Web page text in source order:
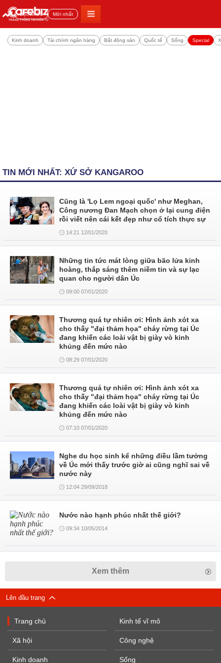
Đọc nhiều Mới nhất
Kinh doanh Tài chính ngân hàng Bất động sản Quốc tế Sống Special
TIN MỚI NHẤT: XỨ SỞ KANGAROO
Cũng là 'Lọ Lem ngoại quốc' như Meghan,
Công nương Đan Mạch chọn ở lại cung điện
rồi viết nên cái kết đẹp như cổ tích thực sự
14:21 12/01/2020
Những tin tức mát lòng giữa bão lửa kinh
hoàng, thắp sáng thêm niềm tin và sự lạc
quan cho người dân Úc
09:00 07/01/2020
Thương quá tự nhiên ơi: Hình ảnh xót xa
cho thấy "đại thảm họa" cháy rừng tại Úc
đang khiến các loài vật bị giày vò kinh
khủng đến mức nào
08:29 07/01/2020
Thương quá tự nhiên ơi: Hình ảnh xót xa
cho thấy "đại thảm họa" cháy rừng tại Úc
đang khiến các loài vật bị giày vò kinh
khủng đến mức nào
07:10 07/01/2020
Nghe du học sinh kể những điều lầm tưởng
về Úc mới thấy trước giờ ai cũng nghĩ sai về
nước này
12:04 29/09/2018
Nước nào hạnh phúc nhất thế giới?
09:34 10/05/2014
Xem thêm
Lên đầu trang
Trang chủ
Xã hội
Kinh doanh
Kinh tế vĩ mô
Công nghệ
Sống